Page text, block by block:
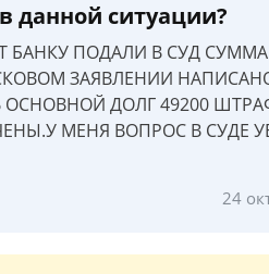
данной ситуации?
ПОДАЛИ В СУД СУММА
ЗАЯВЛЕНИИ
ДОЛГ 49200
МЕНЯ ВОПРОС В СУДЕ
24